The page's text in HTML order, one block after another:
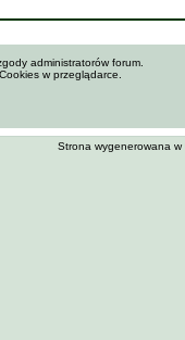
administratorów forum.
w przeglądarce.
Strona wygenerowana